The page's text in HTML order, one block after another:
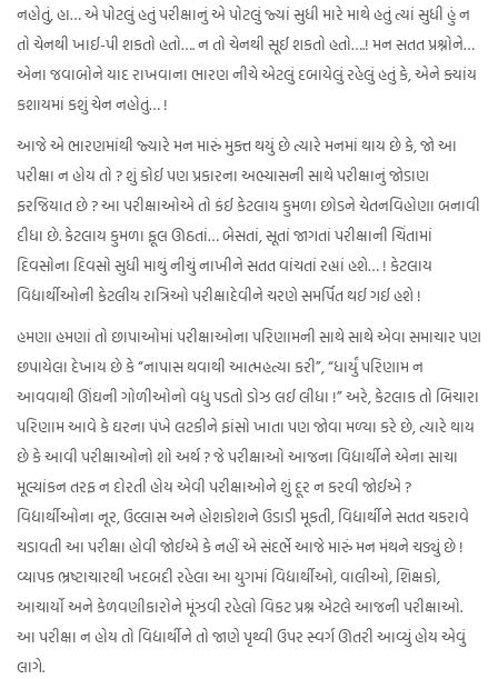
નહોતું, હા… એ પોટલું હતું પરીક્ષાનું એ પોટલું જ્યાં સુધી મારે માથે હતું ત્યાં સુધી હું ન
તો ચેનથી ખાઈ-પી શકતો હતો…. ન તો ચેનથી સૂઈ શકતો હતો….! મન સતત પ્રશ્નોને…
એના જવાબોને યાદ રાખવાના ભારણ નીચે એટલું દબાયેલું રહેલું હતું કે, એને ક્યાંય
કશાયમાં કશું ચેન નહોતું… !
આજે એ ભારણમાંથી જ્યારે મન મારું મુક્ત થયું છે ત્યારે મનમાં થાય છે કે, જો આ
પરીક્ષા ન હોય તો ? શું કોઈ પણ પ્રકારના અભ્યાસની સાથે પરીક્ષાનું જોડાણ
ફરજિયાત છે ? આ પરીક્ષાઓએ તો કંઈ કેટલાય કુમળા છોડને ચેતનવિહોણા બનાવી
દીધા છે. કેટલાય કુમળા ફૂલ ઊઠતાં… બેસતાં, સૂતાં જાગતાં પરીક્ષાની ચિંતામાં
દિવસોના દિવસો સુધી માથું નીચું નાખીને સતત વાંચતાં રહ્યાં હશે… ! કેટલાય
વિદ્યાર્થીઓની કેટલીય રાત્રિઓ પરીક્ષાદેવીને ચરણે સમર્પિત થઈ ગઈ હશે !
હમણા હમણાં તો છાપાઓમાં પરીક્ષાઓના પરિણામની સાથે સાથે એવા સમાચાર પણ
છપાયેલા દેખાય છે કે “નાપાસ થવાથી આત્મહત્યા કરી”, “ધાર્યું પરિણામ ન
આવવાથી ઊંઘની ગોળીઓનો વધુ પડતો ડોઝ લઈ લીધા !” અરે, કેટલાક તો બિચારા
પરિણામ આવે કે ઘરના પંખે લટકીને ફાંસો ખાતા પણ જોવા મળ્યા કરે છે, ત્યારે થાય
છે કે આવી પરીક્ષાઓનો શો અર્થ ? જે પરીક્ષાઓ આજના વિદ્યાર્થીને એના સાચા
મૂલ્યાંકન તરફ ન દોરતી હોય એવી પરીક્ષાઓને શું દૂર ન કરવી જોઈએ ?
વિદ્યાર્થીઓના નૂર, ઉલ્લાસ અને હોશકોશને ઉડાડી મૂકતી, વિદ્યાર્થીને સતત ચકરાવે
ચડાવતી આ પરીક્ષા હોવી જોઈએ કે નહીં એ સંદર્ભે આજે મારું મન મંથને ચડ્યું છે !
વ્યાપક ભ્રષ્ટાચારથી ખદબદી રહેલા આ યુગમાં વિદ્યાર્થીઓ, વાલીઓ, શિક્ષકો,
આચાર્યો અને કેળવણીકારોને મૂંઝવી રહેલો વિકટ પ્રશ્ન એટલે આજની પરીક્ષાઓ.
આ પરીક્ષા ન હોય તો વિદ્યાર્થીને તો જાણે પૃથ્વી ઉપર સ્વર્ગ ઊતરી આવ્યું હોય એવું
લાગે.